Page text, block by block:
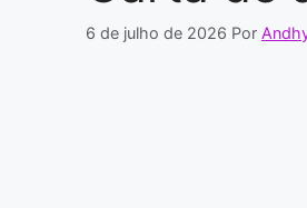
6 de julho de 2026 Por